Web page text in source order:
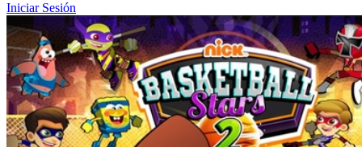
Iniciar Sesión